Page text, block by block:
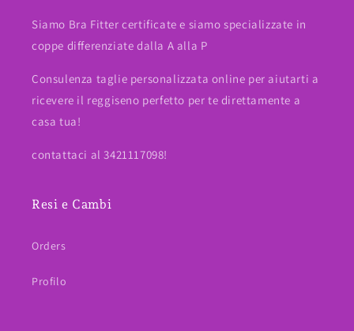
Siamo Bra Fitter certificate e siamo specializzate in
coppe differenziate dalla A alla P
Consulenza taglie personalizzata online per aiutarti a
ricevere il reggiseno perfetto per te direttamente a
casa tua!
contattaci al 3421117098!
Resi e Cambi
Orders
Profilo